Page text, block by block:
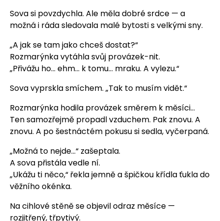
Sova si povzdychla. Ale měla dobré srdce — a
možná i ráda sledovala malé bytosti s velkými sny.
„A jak se tam jako chceš dostat?“
Rozmarýnka vytáhla svůj provázek-nit.
„Přivážu ho… ehm… k tomu… mraku. A vylezu.“
Sova vyprskla smíchem. „Tak to musím vidět.“
Rozmarýnka hodila provázek směrem k měsíci…
Ten samozřejmě propadl vzduchem. Pak znovu. A
znovu. A po šestnáctém pokusu si sedla, vyčerpaná.
„Možná to nejde…“ zašeptala.
A sova přistála vedle ní.
„Ukážu ti něco,“ řekla jemně a špičkou křídla ťukla do
věžního okénka.
Na cihlové stěně se objevil odraz měsíce —
rozjitřený, třpytivý.